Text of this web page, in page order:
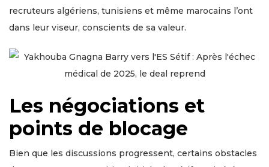
recruteurs algériens, tunisiens et même marocains l’ont
dans leur viseur, conscients de sa valeur.
Les négociations et
points de blocage
Bien que les discussions progressent, certains obstacles